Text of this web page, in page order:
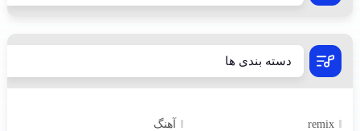
دسته بندی ها
remix آهنگ